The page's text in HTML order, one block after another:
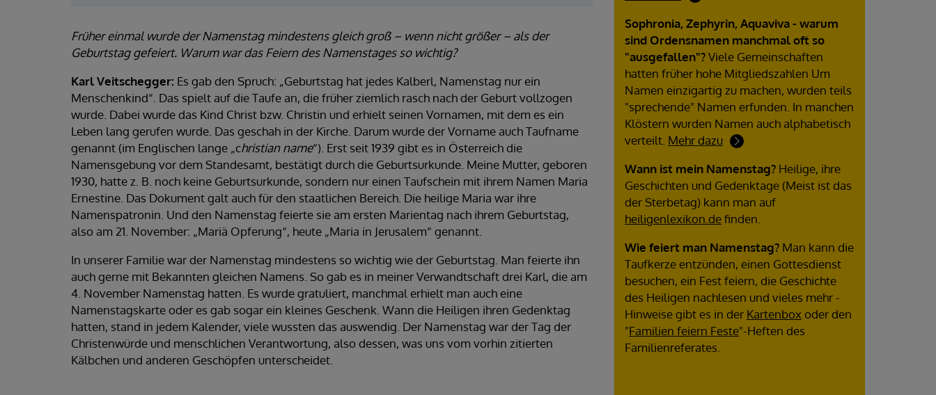
Früher einmal wurde der Namenstag mindestens gleich groß – wenn nicht größer – als der
Geburtstag gefeiert. Warum war das Feiern des Namenstages so wichtig?
Karl Veitschegger: Es gab den Spruch: „Geburtstag hat jedes Kalberl, Namenstag nur ein
Menschenkind“. Das spielt auf die Taufe an, die früher ziemlich rasch nach der Geburt vollzogen
wurde. Dabei wurde das Kind Christ bzw. Christin und erhielt seinen Vornamen, mit dem es ein
Leben lang gerufen wurde. Das geschah in der Kirche. Darum wurde der Vorname auch Taufname
genannt (im Englischen lange „christian name“). Erst seit 1939 gibt es in Österreich die
Namensgebung vor dem Standesamt, bestätigt durch die Geburtsurkunde. Meine Mutter, geboren
1930, hatte z. B. noch keine Geburtsurkunde, sondern nur einen Taufschein mit ihrem Namen Maria
Ernestine. Das Dokument galt auch für den staatlichen Bereich. Die heilige Maria war ihre
Namenspatronin. Und den Namenstag feierte sie am ersten Marientag nach ihrem Geburtstag,
also am 21. November: „Mariä Opferung“, heute „Maria in Jerusalem“ genannt.
In unserer Familie war der Namenstag mindestens so wichtig wie der Geburtstag. Man feierte ihn
auch gerne mit Bekannten gleichen Namens. So gab es in meiner Verwandtschaft drei Karl, die am
4. November Namenstag hatten. Es wurde gratuliert, manchmal erhielt man auch eine
Namenstagskarte oder es gab sogar ein kleines Geschenk. Wann die Heiligen ihren Gedenktag
hatten, stand in jedem Kalender, viele wussten das auswendig. Der Namenstag war der Tag der
Christenwürde und menschlichen Verantwortung, also dessen, was uns vom vorhin zitierten
Kälbchen und anderen Geschöpfen unterscheidet.
Sophronia, Zephyrin, Aquaviva - warum
sind Ordensnamen manchmal oft so
"ausgefallen"?Viele Gemeinschaften
hatten früher hohe Mitgliedszahlen Um
Namen einzigartig zu machen, wurden teils
"sprechende" Namen erfunden. In manchen
Klöstern wurden Namen auch alphabetisch
verteilt. Mehr dazu
Wann ist mein Namenstag? Heilige, ihre
Geschichten und Gedenktage (Meist ist das
der Sterbetag) kann man auf
heiligenlexikon.definden.
Wie feiert man Namenstag? Man kann die
Taufkerze entzünden, einen Gottesdienst
besuchen, ein Fest feiern, die Geschichte
des Heiligen nachlesen und vieles mehr -
Hinweise gibt es in der Kartenbox oder den
"Familien feiern Feste"-Heften des
Familienreferates.